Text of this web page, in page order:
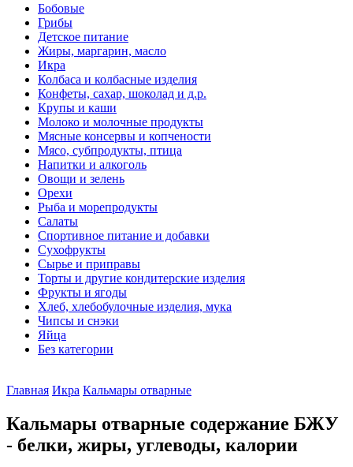
Бобовые
Грибы
Детское питание
Жиры, маргарин, масло
Икра
Колбаса и колбасные изделия
Конфеты, сахар, шоколад и д.р.
Крупы и каши
Молоко и молочные продукты
Мясные консервы и копчености
Мясо, субпродукты, птица
Напитки и алкоголь
Овощи и зелень
Орехи
Рыба и морепродукты
Салаты
Спортивное питание и добавки
Сухофрукты
Сырье и приправы
Торты и другие кондитерские изделия
Фрукты и ягоды
Хлеб, хлебобулочные изделия, мука
Чипсы и снэки
Яйца
Без категории
Главная Икра Кальмары отварные
Кальмары отварные содержание БЖУ
- белки, жиры, углеводы, калории